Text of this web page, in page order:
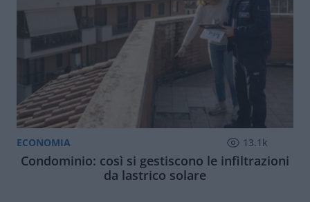
ECONOMIA 13.1k
Condominio: così si gestiscono le infiltrazioni
da lastrico solare